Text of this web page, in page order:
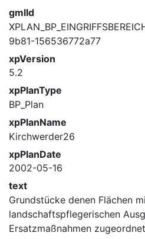
gmlId
9b81-156536772a77
xpVersion
5.2
xpPlanType
BP_Plan
xpPlanName
Kirchwerder26
xpPlanDate
2002-05-16
text
Grundstücke denen Flächen
landschaftspflegerischen
Ersatzmaßnahmen